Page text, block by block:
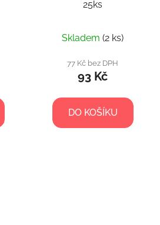
25ks
Skladem (2 ks)
77 Kč bez DPH
93 Kč
DO KOŠÍKU